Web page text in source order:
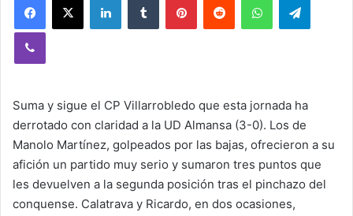
Suma y sigue el CP Villarrobledo que esta jornada ha
derrotado con claridad a la UD Almansa (3-0). Los de
Manolo Martínez, golpeados por las bajas, ofrecieron a su
afición un partido muy serio y sumaron tres puntos que
les devuelven a la segunda posición tras el pinchazo del
conquense. Calatrava y Ricardo, en dos ocasiones,